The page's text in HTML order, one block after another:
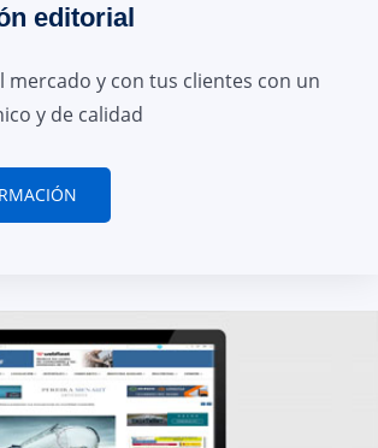
editorial
mercado y con tus clientes con un
y de calidad